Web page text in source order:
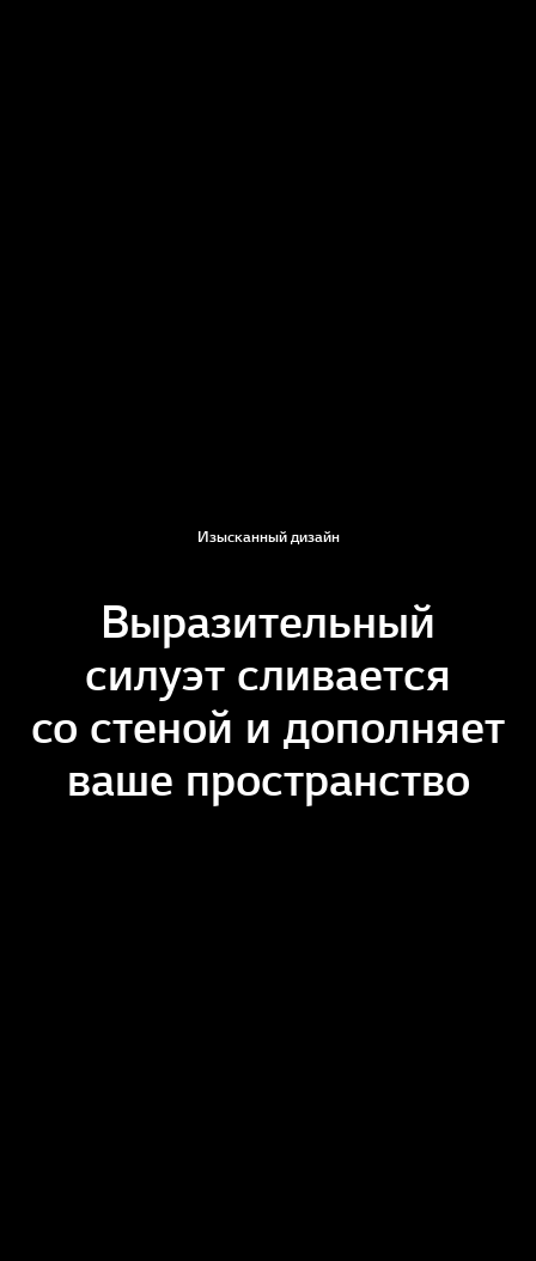
Изысканный дизайн
Выразительный
силуэт сливается
со стеной и дополняет
ваше пространство